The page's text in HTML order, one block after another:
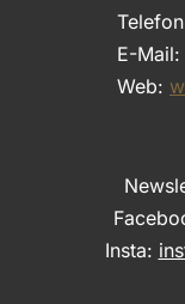
E-Mail:
Web:
Insta: